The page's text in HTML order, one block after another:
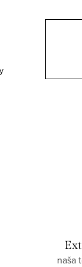
naša